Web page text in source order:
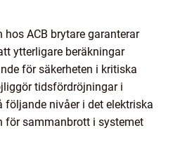
ACB brytare garanterar
ytterligare beräkningar
för säkerheten i kritiska
tidsfördröjningar i
nivåer i det elektriska
för sammanbrott i systemet